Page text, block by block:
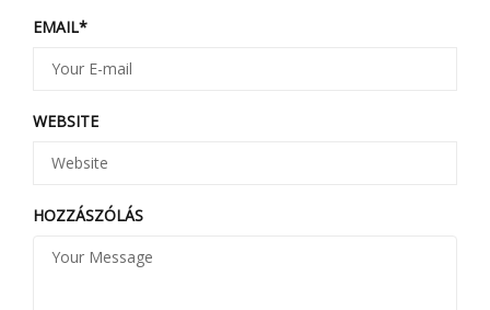
EMAIL*
WEBSITE
HOZZÁSZÓLÁS